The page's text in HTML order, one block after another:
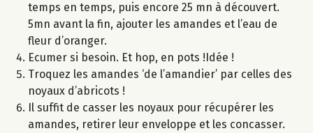
temps en temps, puis encore 25 mn à découvert.
5mn avant la fin, ajouter les amandes et l’eau de
fleur d’oranger.
Ecumer si besoin. Et hop, en pots !Idée !
Troquez les amandes ‘de l’amandier’ par celles des
noyaux d’abricots !
Il suffit de casser les noyaux pour récupérer les
amandes, retirer leur enveloppe et les concasser.